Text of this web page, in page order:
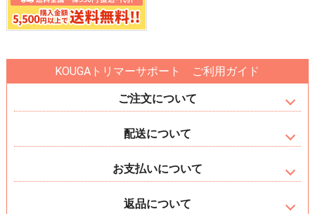
KOUGAトリマーサポート ご利用ガイド
ご注文について
配送について
お支払いについて
返品について